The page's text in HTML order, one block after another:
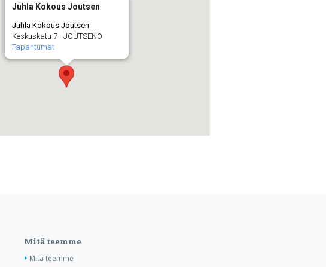
Juhla Kokous Joutsen
Juhla Kokous Joutsen
Keskuskatu 7 - JOUTSENO
Tapahtumat
Mitä teemme
Mitä teemme